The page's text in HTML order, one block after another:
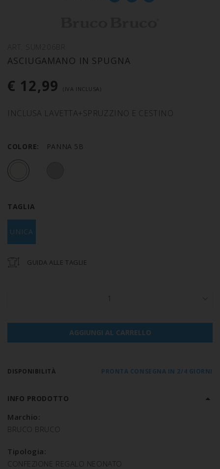
ASCIUGAMANO IN SPUGNA
€ 12,99 (IVA INCLUSA)
INCLUSA LAVETTA+SPRUZZINO E CESTINO
COLORE: PANNA 5B
TAGLIA
UNICA
GUIDA ALLE TAGLIE
1
AGGIUNGI AL CARRELLO
DISPONIBILITÀ PRONTA CONSEGNA IN 2/4 GIORNI
INFO PRODOTTO
Marchio:
BRUCO BRUCO
Tipologia:
CONFEZIONE REGALO NEONATO